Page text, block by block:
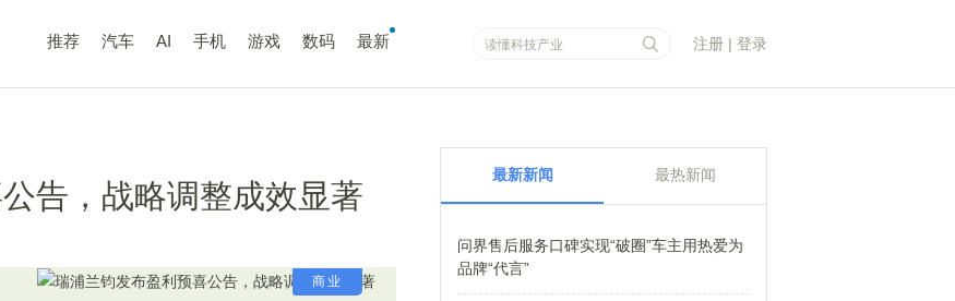
推荐 汽车 AI 手机 游戏 数码 最新 注册 | 登录
告，战略调整成效显著
商业
最新新闻 最热新闻
问界售后服务口碑实现“破圈”车主用热爱为
品牌“代言”